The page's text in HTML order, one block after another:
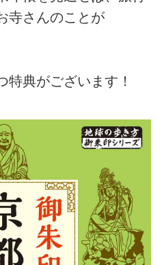
寺さんのことが
典がございます！